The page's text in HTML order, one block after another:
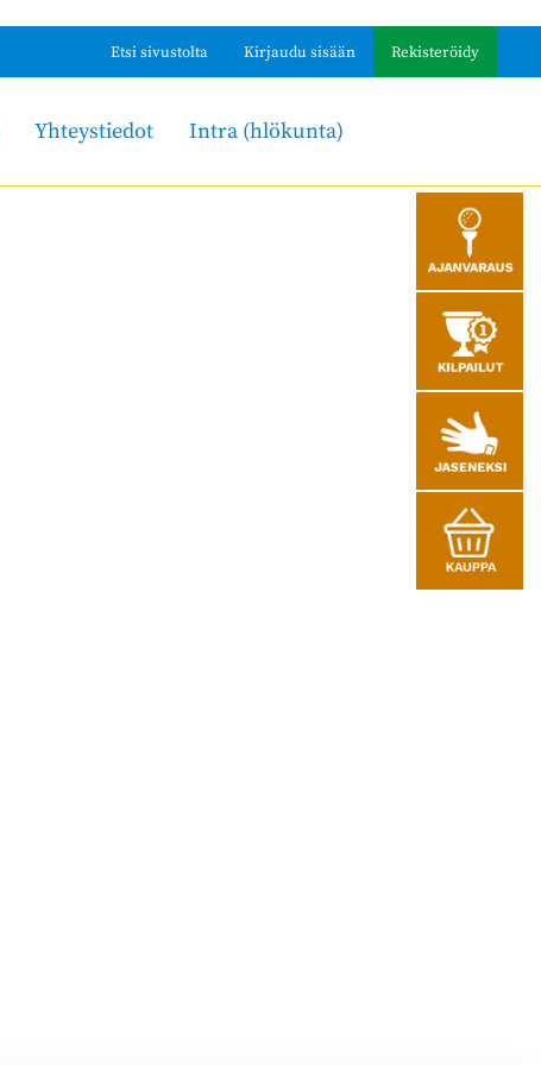
Etsi sivustolta Kirjaudu sisään Rekisteröidy
Yhteystiedot Intra (hlökunta)